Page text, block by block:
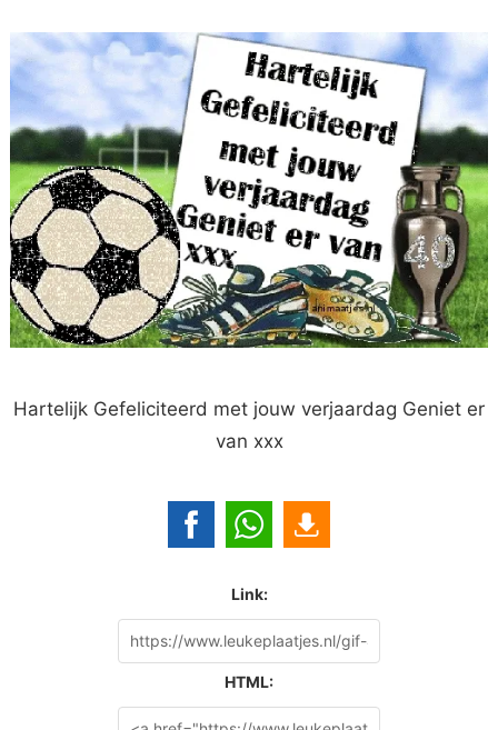
Hartelijk Gefeliciteerd met jouw verjaardag Geniet er
van xxx
Link:
HTML: